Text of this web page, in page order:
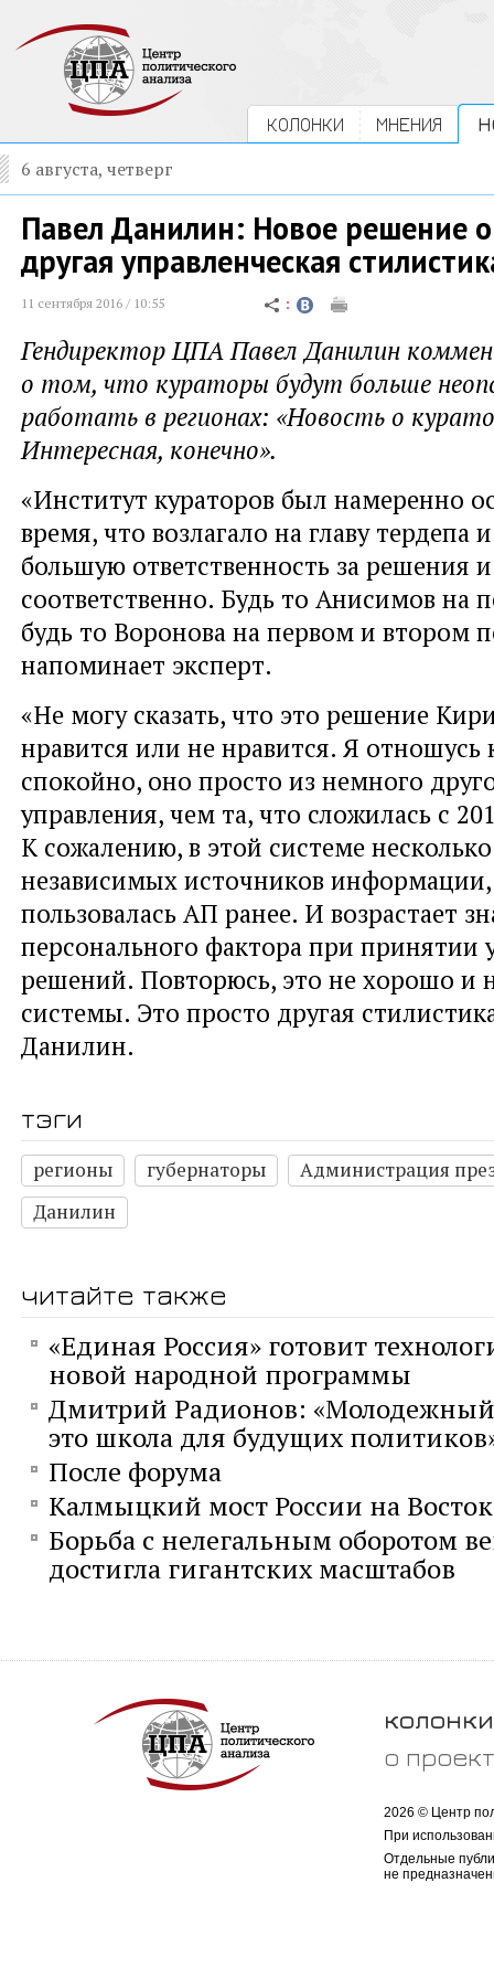
КОЛОНКИ МНЕНИЯ
6 августа, четверг
Павел Данилин: Новое решение
другая управленческая
11 сентября 2016 / 10:55
Гендиректор ЦПА Павел Данилин
о том, что кураторы будут больше
работать в регионах: «Новость о
Интересная, конечно».
«Институт кураторов был намеренно
время, что возлагало на главу тердепа
большую ответственность за решения и
соответственно. Будь то Анисимов на
будь то Воронова на первом и втором
напоминает эксперт.
«Не могу сказать, что это решение
нравится или не нравится. Я отношусь
спокойно, оно просто из немного
управления, чем та, что сложилась с
К сожалению, в этой системе
независимых источников
пользовалась АП ранее. И возрастает
персонального фактора при принятии
решений. Повторюсь, это не хорошо и
системы. Это просто другая
Данилин.
тэги
регионы губернаторы
Администрация
Данилин
читайте также
«Единая Россия» готовит
новой народной программы
Дмитрий Радионов:
это школа для будущих
После форума
Калмыцкий мост России на Восток
Борьба с нелегальным оборотом
достигла гигантских масштабов
колонки
о
2026 © Центр
При
Отдельные
не